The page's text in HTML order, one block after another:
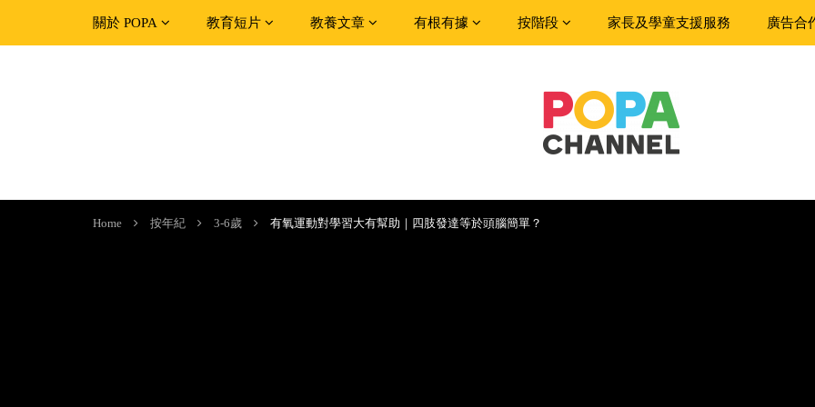
關於 POPA 教育短片 教養文章 有根有據 按階段 家長及學童支援服務 廣告合
Home 按年紀 3-6歲 有氧運動對學習大有幫助｜四肢發達等於頭腦簡單？